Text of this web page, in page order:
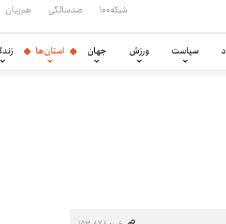
شبکه۱۰۰ صدسالگی هم‌زبان
سیاست ورزش جهان استان‌ها